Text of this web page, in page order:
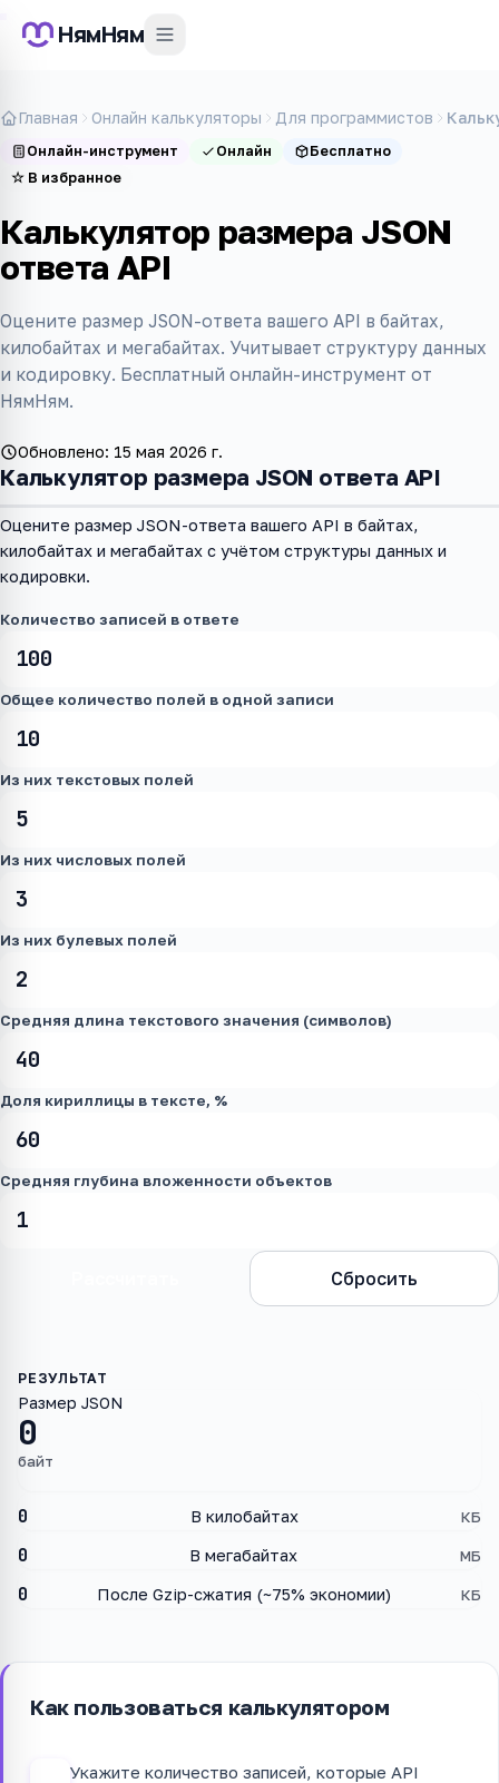
НямНям
Главная Онлайн калькуляторы Для программистов
Онлайн-инструмент Онлайн
Бесплатно
☆ В избранное
Калькулятор размера JSON
ответа API
Оцените размер JSON-ответа вашего API в байтах,
килобайтах и мегабайтах. Учитывает структуру данных
и кодировку. Бесплатный онлайн-инструмент от
НямНям.
Обновлено: 15 мая 2026 г.
Калькулятор размера JSON ответа API
Оцените размер JSON-ответа вашего API в байтах,
килобайтах и мегабайтах с учётом структуры данных и
кодировки.
Количество записей в ответе
Общее количество полей в одной записи
Из них текстовых полей
Из них числовых полей
Из них булевых полей
Средняя длина текстового значения (символов)
Доля кириллицы в тексте, %
Средняя глубина вложенности объектов
Сбросить
0
Размер JSON
байт
0 В килобайтах КБ
0 В мегабайтах МБ
0 После Gzip-сжатия (~75% экономии) КБ
Как пользоваться калькулятором
Укажите количество записей, которые API